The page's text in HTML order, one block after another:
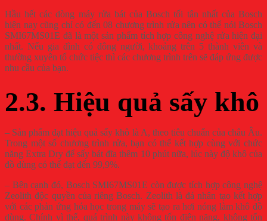
Hầu hết các dòng máy rửa bát của Bosch tối tân nhất của Bosch
hiện nay cũng chỉ có đến 08 chương trình rửa nên có thể nói Bosch
SMI67MS01E đã là một sản phẩm tích hợp công nghệ rửa hiện đại
nhất. Nếu gia đình có đông người, khoảng trên 5 thành viên và
thường xuyên tổ chức tiệc thì các chương trình trên sẽ đáp ứng được
nhu cầu của bạn.
2.3. Hiệu quả sấy khô
– Sản phẩm đạt hiệu quả sấy khô là A, theo tiêu chuẩn của châu Âu.
Trong một số chương trình rửa, bạn có thể kết hợp cùng với chức
năng Extra Dry để sấy bát đĩa thêm 10 phút nữa, lúc này độ khô của
đồ dùng có thể đạt đến 99,9%.
– Bên cạnh đó, Bosch SMI67MS01E còn được tích hợp công nghệ
Zeolith độc quyền của riêng Bosch. Zeolith là đá nhân tạo kết hợp
với các phản ứng hóa học trong máy sẽ tạo ra hơi nóng làm khô đồ
dùng. Chính vì thế, quá trình này không tốn điện năng, không tốn